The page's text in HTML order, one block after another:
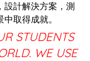
設計解決方案，測
取得成就。
STUDENTS
WE USE